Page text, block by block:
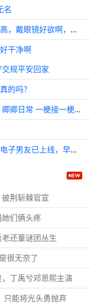
名
这个真的能看出哥哥一米八的身高，戴眼镜好欲啊，哥哥?
干净啊
规平安回家
的吗？
在新川，绝对不会有话掉到地上 卿卿日常 一梗接一梗，笑料不断 日常
【于龙】各位公主殿下早，你的电子男友已上线，早餐请张嘴～
荆斩棘官宣
们俩头疼
还童谜团丛生
很无奈了
丁禹兮邓恩熙主演
只能将光头勇抛弃